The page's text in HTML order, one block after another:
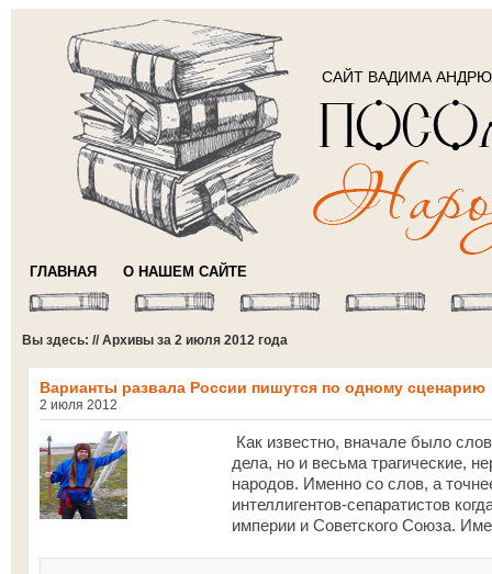
САЙТ ВАДИМА
ГЛАВНАЯ О НАШЕМ САЙТЕ
Вы здесь: // Архивы за 2 июля 2012 года
Варианты развала России пишутся по одному сценарию
2 июля 2012
Как известно, вначале было
дела, но и весьма трагические,
народов. Именно со слов, а
интеллигентов-сепаратистов
империи и Советского Союза.